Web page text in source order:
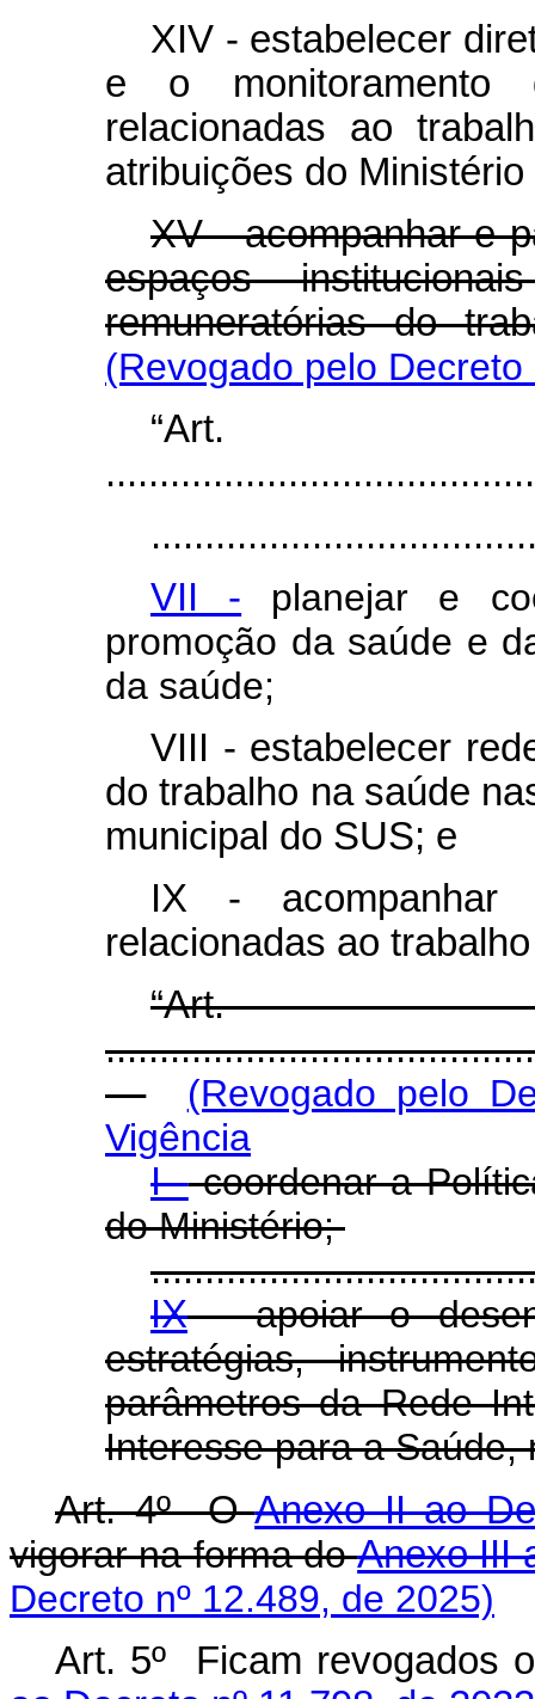
XIV - estabelecer
e o monitoramento
relacionadas ao
atribuições do
XV - acompanhar e
espaços
remuneratórias do
(Revogado pelo
VII - planejar e
promoção da saúde e
da saúde;
VIII - estabelecer
do trabalho na saúde
municipal do SUS; e
IX - acompanhar
relacionadas ao
(Revogado pelo
Vigência
I -coordenar a
do Ministério;
IX- apoiar o
estratégias,
parâmetros da Rede
Interesse para a Saúde,
Art. 4º OAnexo II ao
vigorar na forma doAnexo III
Decreto nº 12.489, de 2025)
Art. 5º Ficam revogados